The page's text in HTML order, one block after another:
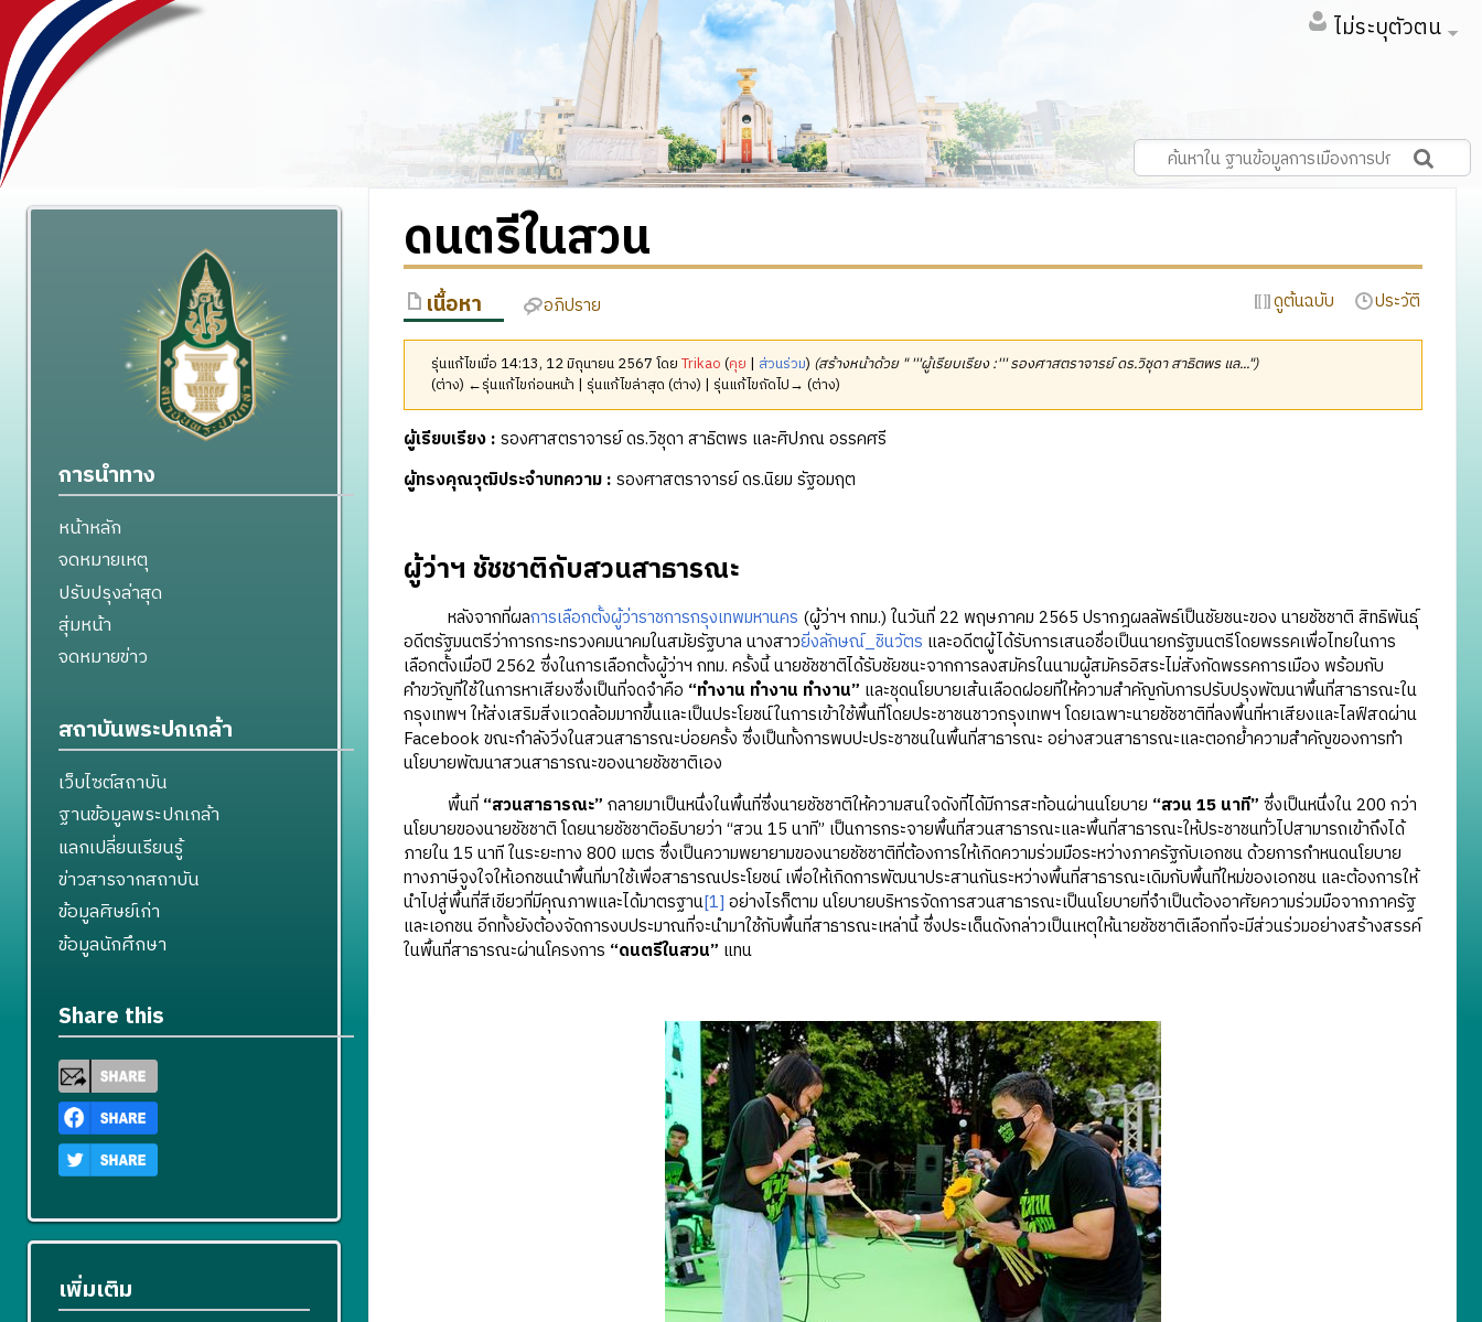
ไม่ระบุตัวตน
ดนตรีในสวน
เนื้อหา อภิปราย ดูต้นฉบับ ประวัติ
รุ่นแก้ไขเมื่อ 14:13, 12 มิถุนายน 2567 โดยTrikao (คุย | ส่วนร่วม) (สร้างหน้าด้วย " '''ผู้เรียบเรียง :''' รองศาสตราจารย์ ดร.วิชุดา สาธิตพร แล...")
(ต่าง) ←รุ่นแก้ไขก่อนหน้า | รุ่นแก้ไขล่าสุด (ต่าง) | รุ่นแก้ไขถัดไป→ (ต่าง)
ผู้เรียบเรียง : รองศาสตราจารย์ ดร.วิชุดา สาธิตพร และศิปภณ อรรคศรี
ผู้ทรงคุณวุฒิประจำบทความ : รองศาสตราจารย์ ดร.นิยม รัฐอมฤต
ผู้ว่าฯ ชัชชาติกับสวนสาธารณะ
หลังจากที่ผลการเลือกตั้งผู้ว่าราชการกรุงเทพมหานคร (ผู้ว่าฯ กทม.) ในวันที่ 22 พฤษภาคม 2565 ปรากฎผลลัพธ์เป็นชัยชนะของ นายชัชชาติ สิทธิพันธุ์
อดีตรัฐมนตรีว่าการกระทรวงคมนาคมในสมัยรัฐบาล นางสาวยิ่งลักษณ์_ชินวัตร และอดีตผู้ได้รับการเสนอชื่อเป็นนายกรัฐมนตรีโดยพรรคเพื่อไทยในการ
เลือกตั้งเมื่อปี 2562 ซึ่งในการเลือกตั้งผู้ว่าฯ กทม. ครั้งนี้ นายชัชชาติได้รับชัยชนะจากการลงสมัครในนามผู้สมัครอิสระไม่สังกัดพรรคการเมือง พร้อมกับ
คำขวัญที่ใช้ในการหาเสียงซึ่งเป็นที่จดจำคือ “ทำงาน ทำงาน ทำงาน” และชุดนโยบายเส้นเลือดฝอยที่ให้ความสำคัญกับการปรับปรุงพัฒนาพื้นที่สาธารณะใน
กรุงเทพฯ ให้ส่งเสริมสิ่งแวดล้อมมากขึ้นและเป็นประโยชน์ในการเข้าใช้พื้นที่โดยประชาชนชาวกรุงเทพฯ โดยเฉพาะนายชัชชาติที่ลงพื้นที่หาเสียงและไลฟ์สดผ่าน
Facebook ขณะกำลังวิ่งในสวนสาธารณะบ่อยครั้ง ซึ่งเป็นทั้งการพบปะประชาชนในพื้นที่สาธารณะ อย่างสวนสาธารณะและตอกย้ำความสำคัญของการทำ
นโยบายพัฒนาสวนสาธารณะของนายชัชชาติเอง
พื้นที่ “สวนสาธารณะ” กลายมาเป็นหนึ่งในพื้นที่ซึ่งนายชัชชาติให้ความสนใจดังที่ได้มีการสะท้อนผ่านนโยบาย “สวน 15 นาที” ซึ่งเป็นหนึ่งใน 200 กว่า
นโยบายของนายชัชชาติ โดยนายชัชชาติอธิบายว่า “สวน 15 นาที” เป็นการกระจายพื้นที่สวนสาธารณะและพื้นที่สาธารณะให้ประชาชนทั่วไปสามารถเข้าถึงได้
ภายใน 15 นาที ในระยะทาง 800 เมตร ซึ่งเป็นความพยายามของนายชัชชาติที่ต้องการให้เกิดความร่วมมือระหว่างภาครัฐกับเอกชน ด้วยการกำหนดนโยบาย
ทางภาษีจูงใจให้เอกชนนำพื้นที่มาใช้เพื่อสาธารณประโยชน์ เพื่อให้เกิดการพัฒนาประสานกันระหว่างพื้นที่สาธารณะเดิมกับพื้นที่ใหม่ของเอกชน และต้องการให้
นำไปสู่พื้นที่สีเขียวที่มีคุณภาพและได้มาตรฐาน[1] อย่างไรก็ตาม นโยบายบริหารจัดการสวนสาธารณะเป็นนโยบายที่จำเป็นต้องอาศัยความร่วมมือจากภาครัฐ
และเอกชน อีกทั้งยังต้องจัดการงบประมาณที่จะนำมาใช้กับพื้นที่สาธารณะเหล่านี้ ซึ่งประเด็นดังกล่าวเป็นเหตุให้นายชัชชาติเลือกที่จะมีส่วนร่วมอย่างสร้างสรรค์
ในพื้นที่สาธารณะผ่านโครงการ “ดนตรีในสวน” แทน
การนำทาง
หน้าหลัก
จดหมายเหตุ
ปรับปรุงล่าสุด
สุ่มหน้า
จดหมายข่าว
สถาบันพระปกเกล้า
เว็บไซต์สถาบัน
ฐานข้อมูลพระปกเกล้า
แลกเปลี่ยนเรียนรู้
ข่าวสารจากสถาบัน
ข้อมูลศิษย์เก่า
ข้อมูลนักศึกษา
Share this
เพิ่มเติม